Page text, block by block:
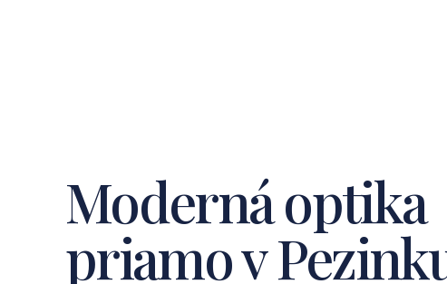
Moderná optika
priamo v